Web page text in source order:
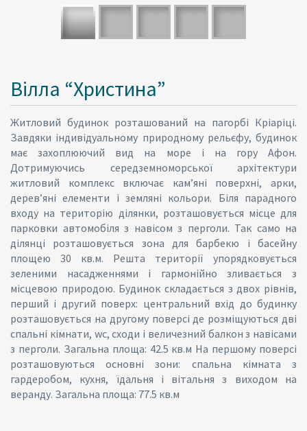
Вілла “Христина”
Житловий будинок розташований на пагорбі Кріаріці.
Завдяки індивідуальному природному рельєфу, будинок
має захоплюючий вид на море і на гору Афон.
Дотримуючись середземноморської архітектури
житловий комплекс включає кам’яні поверхні, арки,
дерев’яні елементи і земляні кольори. Біля парадного
входу на територію ділянки, розташовується місце для
парковки автомобіля з навісом з перголи. Так само на
ділянці розташовується зона для барбекю і басейну
площею 30 кв.м. Решта території упорядковується
зеленими насадженнями і гармонійно зливається з
місцевою природою. Будинок складається з двох рівнів,
перший і другий поверх: центральний вхід до будинку
розташовується на другому поверсі де розміщуються дві
спальні кімнати, wc, сходи і величезний балкон з навісами
з перголи. Загальна площа: 42.5 кв.м На першому поверсі
розташовуються основні зони: спальна кімната з
гардеробом, кухня, їдальня і вітальня з виходом на
веранду. Загальна площа: 77.5 кв.м